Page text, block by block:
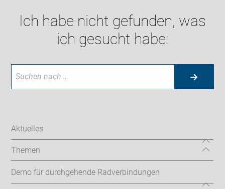
Ich habe nicht gefunden, was
ich gesucht habe:
Aktuelles
Themen
Demo für durchgehende Radverbindungen